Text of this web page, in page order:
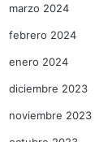
marzo 2024
febrero 2024
enero 2024
diciembre 2023
noviembre 2023